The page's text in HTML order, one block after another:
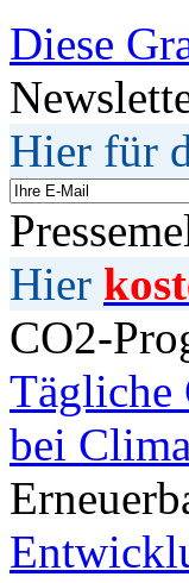
Diese
Hier für
Hier
CO2-
Tägliche
bei